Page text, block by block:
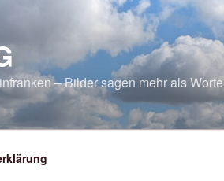
– Bilder sagen mehr als Worte